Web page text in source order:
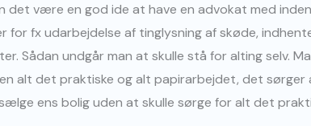
det være en god ide at have en advokat med
fx udarbejdelse af tinglysning af skøde,
Sådan undgår man at skulle stå for alting selv.
alt det praktiske og alt papirarbejdet, det sørger
ens bolig uden at skulle sørge for alt det